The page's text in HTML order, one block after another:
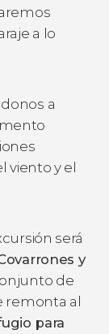
a lo
a
viento y el
será
y
de
remonta al
para